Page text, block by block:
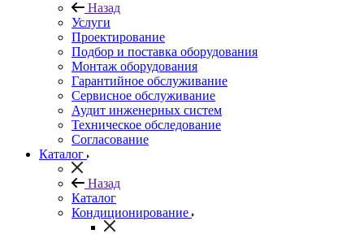
Назад
Услуги
Проектирование
Подбор и поставка оборудования
Монтаж оборудования
Гарантийное обслуживание
Сервисное обслуживание
Аудит инженерных систем
Техническое обследование
Согласование
Каталог
Назад
Каталог
Кондиционирование